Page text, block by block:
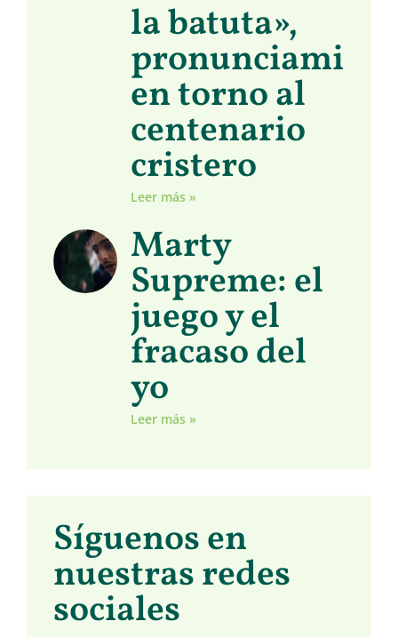
la batuta»,
en torno al
centenario
cristero
Leer más »
Marty
Supreme: el
juego y el
fracaso del
yo
Leer más »
Síguenos en
nuestras redes
sociales